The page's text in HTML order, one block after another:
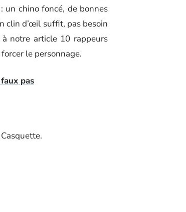
un chino foncé, de bonnes
clin d’œil suffit, pas besoin
notre article 10 rappeurs
le personnage.
pas